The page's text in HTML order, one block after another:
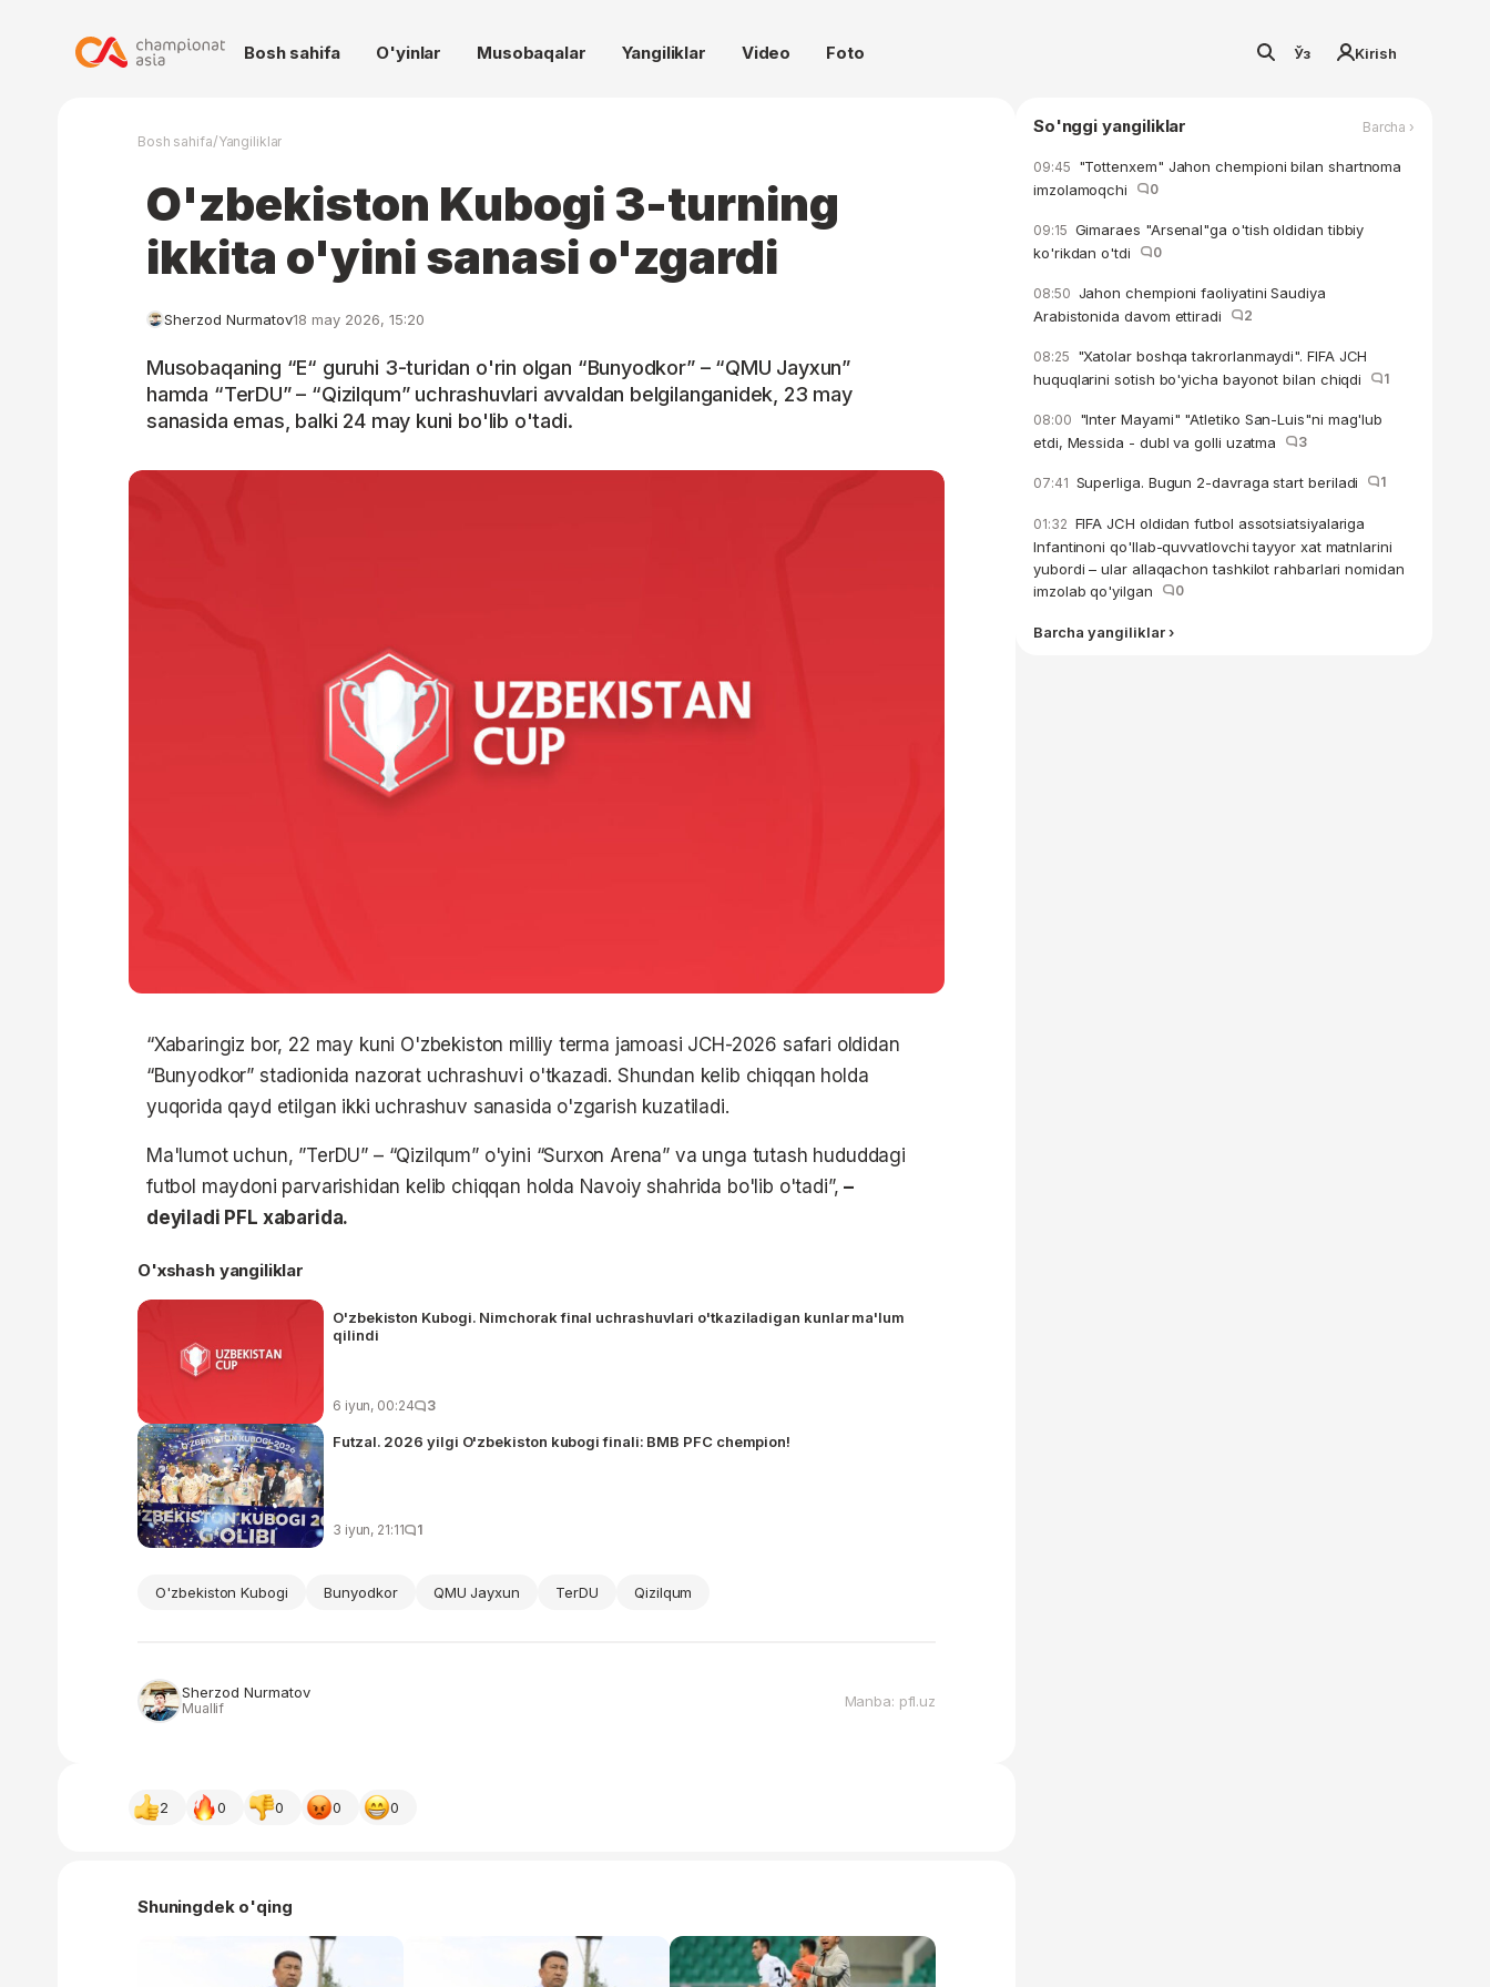
Bosh sahifa O'yinlar Musobaqalar Yangiliklar Video Foto Ўз Kirish
Bosh sahifa/Yangiliklar
O'zbekiston Kubogi 3-turning
ikkita o'yini sanasi o'zgardi
Sherzod Nurmatov18 may 2026, 15:20
Musobaqaning “E“ guruhi 3-turidan o'rin olgan “Bunyodkor” – “QMU Jayxun”
hamda “TerDU” – “Qizilqum” uchrashuvlari avvaldan belgilanganidek, 23 may
sanasida emas, balki 24 may kuni bo'lib o'tadi.
“Xabaringiz bor, 22 may kuni O'zbekiston milliy terma jamoasi JCH-2026 safari oldidan
“Bunyodkor” stadionida nazorat uchrashuvi o'tkazadi. Shundan kelib chiqqan holda
yuqorida qayd etilgan ikki uchrashuv sanasida o'zgarish kuzatiladi.
Ma'lumot uchun, ”TerDU” – “Qizilqum” o'yini “Surxon Arena” va unga tutash hududdagi
futbol maydoni parvarishidan kelib chiqqan holda Navoiy shahrida bo'lib o'tadi”,–
deyiladi PFL xabarida.
O'xshash yangiliklar
O'zbekiston Kubogi. Nimchorak final uchrashuvlari o'tkaziladigan kunlar ma'lum
qilindi
6 iyun, 00:24 3
Futzal. 2026 yilgi O'zbekiston kubogi finali: BMB PFC chempion!
3 iyun, 21:11 1
O'zbekiston Kubogi Bunyodkor QMU Jayxun TerDU Qizilqum
Sherzod Nurmatov
Muallif Manba: pfl.uz
2 0 0 0 0
Shuningdek o'qing
So'nggi yangiliklar Barcha ›
09:45 "Tottenxem" Jahon chempioni bilan shartnoma
imzolamoqchi
0
09:15 Gimaraes "Arsenal"ga o'tish oldidan tibbiy
ko'rikdan o'tdi
0
08:50 Jahon chempioni faoliyatini Saudiya
Arabistonida davom ettiradi
2
08:25 "Xatolar boshqa takrorlanmaydi". FIFA JCH
huquqlarini sotish bo'yicha bayonot bilan chiqdi
1
08:00 "Inter Mayami" "Atletiko San-Luis"ni mag'lub
etdi, Messida - dubl va golli uzatma
3
07:41 Superliga. Bugun 2-davraga start beriladi 1
01:32 FIFA JCH oldidan futbol assotsiatsiyalariga
Infantinoni qo'llab-quvvatlovchi tayyor xat matnlarini
yubordi – ular allaqachon tashkilot rahbarlari nomidan
imzolab qo'yilgan
0
Barcha yangiliklar ›